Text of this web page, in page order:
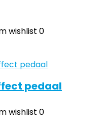
wishlist 0
pedaal
wishlist 0